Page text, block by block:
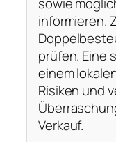
informieren.
prüfen. Eine
einem
Risiken und
Verkauf.